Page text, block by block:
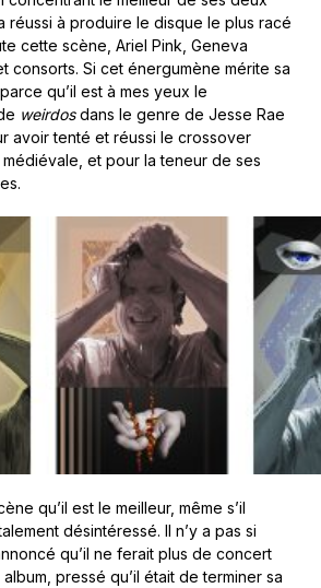
réussi à produire le disque le plus racé
cette scène, Ariel Pink, Geneva
consorts. Si cet énergumène mérite sa
qu’il est à mes yeux le
weirdosdans le genre de Jesse Rae
avoir tenté et réussi le crossover
et pour la teneur de ses
qu’il est le meilleur, même s’il
désintéressé. Il n’y a pas si
qu’il ne ferait plus de concert
pressé qu’il était de terminer sa